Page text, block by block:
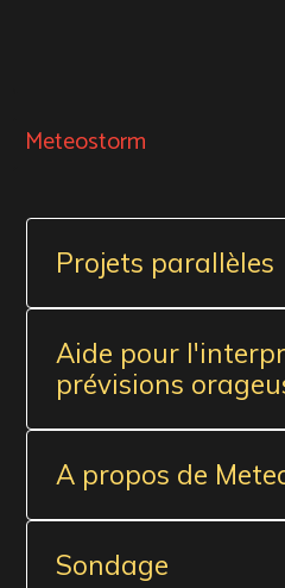
Meteostorm
Projets parallèles
Aide pour
prévisions
A propos de
Sondage